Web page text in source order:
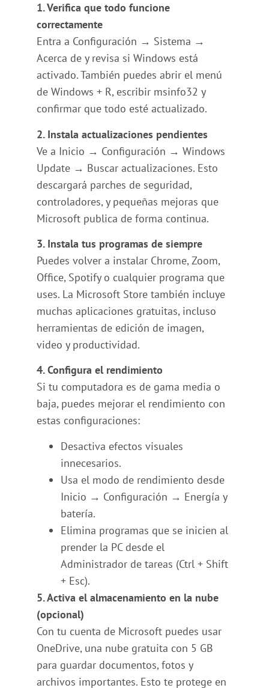
1. Verifica que todo funcione
correctamente
Entra a Configuración → Sistema →
Acerca de y revisa si Windows está
activado. También puedes abrir el menú
de Windows + R, escribir msinfo32 y
confirmar que todo esté actualizado.
2. Instala actualizaciones pendientes
Ve a Inicio → Configuración → Windows
Update → Buscar actualizaciones. Esto
descargará parches de seguridad,
controladores, y pequeñas mejoras que
Microsoft publica de forma continua.
3. Instala tus programas de siempre
Puedes volver a instalar Chrome, Zoom,
Office, Spotify o cualquier programa que
uses. La Microsoft Store también incluye
muchas aplicaciones gratuitas, incluso
herramientas de edición de imagen,
video y productividad.
4. Configura el rendimiento
Si tu computadora es de gama media o
baja, puedes mejorar el rendimiento con
estas configuraciones:
Desactiva efectos visuales
innecesarios.
Usa el modo de rendimiento desde
Inicio → Configuración → Energía y
batería.
Elimina programas que se inicien al
prender la PC desde el
Administrador de tareas (Ctrl + Shift
+ Esc).
5. Activa el almacenamiento en la nube
(opcional)
Con tu cuenta de Microsoft puedes usar
OneDrive, una nube gratuita con 5 GB
para guardar documentos, fotos y
archivos importantes. Esto te protege en